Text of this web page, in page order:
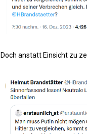
Doch anstatt Einsicht zu